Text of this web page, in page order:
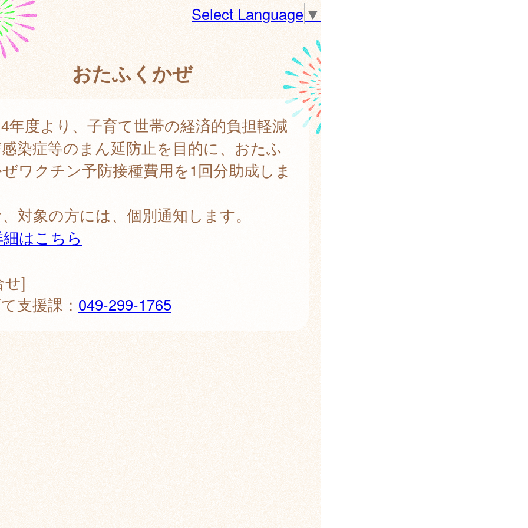
Select Language▼
おたふくかぜ
年度より、子育て世帯の経済的負担軽減
染症等のまん延防止を目的に、おたふ
ワクチン予防接種費用を1回分助成しま
対象の方には、個別通知します。
はこちら
せ]
支援課： 049-299-1765